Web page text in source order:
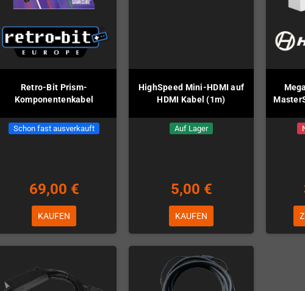
Retro-Bit Prism-
Komponentenkabel
Schon fast ausverkauft
69,00 €
KAUFEN
HighSpeed Mini-HDMI auf
HDMI Kabel (1m)
Auf Lager
5,00 €
KAUFEN